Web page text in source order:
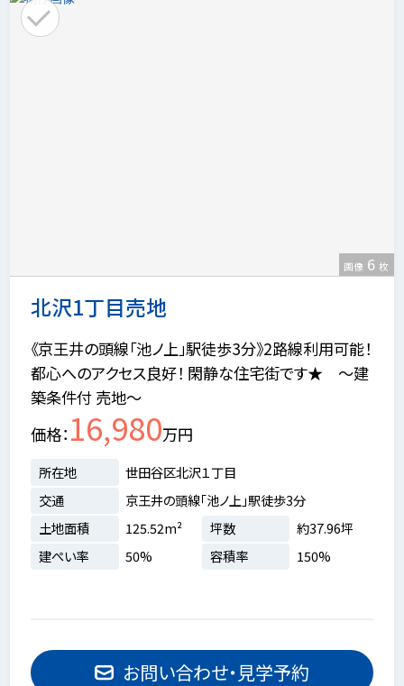
北沢1丁目売地
画像 6 枚
《京王井の頭線「池ノ上」駅徒歩3分》2路線利用可能！
都心へのアクセス良好！ 閑静な住宅街です★ ～建
築条件付 売地～
価格 16,980万円
所在地
世田谷区北沢１丁目
交通
京王井の頭線「池ノ上」駅徒歩3分
土地面積
125.52m² 坪数
約37.96坪
建ぺい率
50% 容積率 150%
お問い合わせ・見学予約